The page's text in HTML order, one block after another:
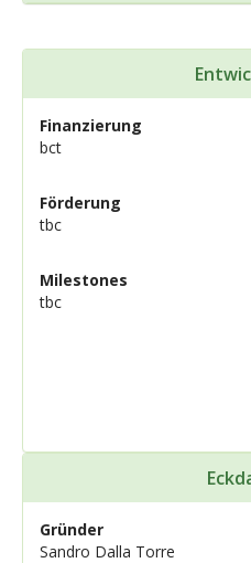
Finanzierung
bct
Förderung
tbc
Milestones
tbc
Gründer
Sandro Dalla Torre